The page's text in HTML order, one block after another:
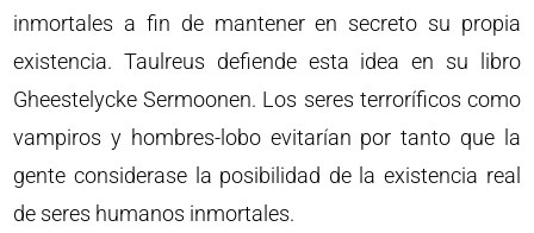
inmortales a fin de mantener en secreto su propia
existencia. Taulreus defiende esta idea en su libro
Gheestelycke Sermoonen. Los seres terroríficos como
vampiros y hombres-lobo evitarían por tanto que la
gente considerase la posibilidad de la existencia real
de seres humanos inmortales.